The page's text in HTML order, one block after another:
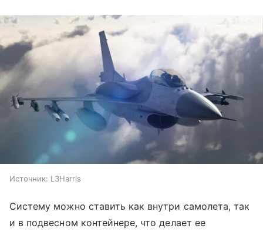
Источник: L3Harris
Систему можно ставить как внутри самолета, так
и в подвесном контейнере, что делает ее